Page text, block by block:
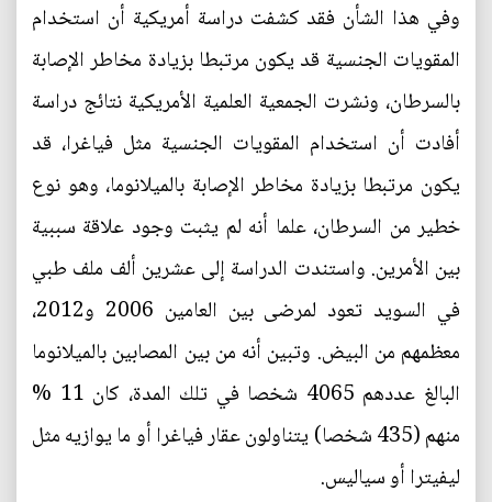
وفي هذا الشأن فقد كشفت دراسة أمريكية أن استخدام
المقويات الجنسية قد يكون مرتبطا بزيادة مخاطر الإصابة
بالسرطان، ونشرت الجمعية العلمية الأمريكية نتائج دراسة
أفادت أن استخدام المقويات الجنسية مثل فياغرا، قد
يكون مرتبطا بزيادة مخاطر الإصابة بالميلانوما، وهو نوع
خطير من السرطان، علما أنه لم يثبت وجود علاقة سببية
بين الأمرين. واستندت الدراسة إلى عشرين ألف ملف طبي
في السويد تعود لمرضى بين العامين 2006 و2012،
معظمهم من البيض. وتبين أنه من بين المصابين بالميلانوما
البالغ عددهم 4065 شخصا في تلك المدة، كان 11 %
منهم (435 شخصا) يتناولون عقار فياغرا أو ما يوازيه مثل
ليفيترا أو سياليس.